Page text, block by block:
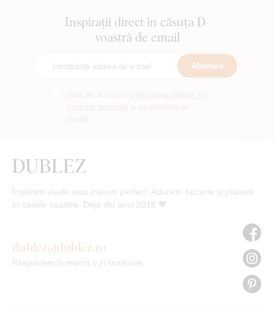
Inspirații direct în căsuța D-
voastră de email
Abonare
Împlinim visele unui interior perfect. Aducem bucurie și plăcere
în casele voastre. Deja din anul 2018 🧡
dublez@dublez.ro
Răspundem în maxim o zi lucrătoare